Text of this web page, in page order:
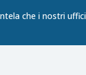
che i nostri